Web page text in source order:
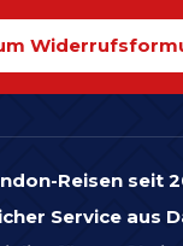
Reisen seit
Service aus